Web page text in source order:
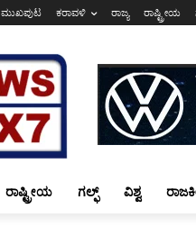
ಮುಖಪುಟ ಕರಾವಳಿ ರಾಜ್ಯ ರಾಷ್ಟ್ರೀಯ
ರಾಷ್ಟ್ರೀಯ ಗಲ್ಫ್ ವಿಶ್ವ